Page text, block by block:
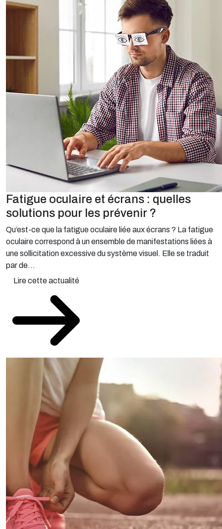
Fatigue oculaire et écrans : quelles
solutions pour les prévenir ?
Qu’est-ce que la fatigue oculaire liée aux écrans ? La fatigue
oculaire correspond à un ensemble de manifestations liées à
une sollicitation excessive du système visuel. Elle se traduit
par de...
Lire cette actualité